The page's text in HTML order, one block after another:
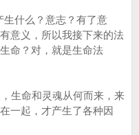
什么？意志？有了意
意义，所以我接下来的法
命？对，就是生命法
生命和灵魂从何而来，来
一起，才产生了各种因